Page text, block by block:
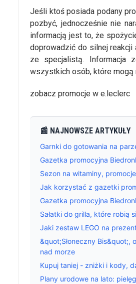
Jeśli ktoś posiada podany
pozbyć, jednocześnie nie
informacją jest to, że
doprowadzić do silnej
ze specjalistą. Informacja
wszystkich osób, które
zobacz promocje w e.leclerc
📰 NAJNOWSZE ARTYKUŁY
Garnki do gotowania na
Gazetka promocyjna
Sezon na witaminy,
Jak korzystać z gazetki
Gazetka promocyjna
Sałatki do grilla, które
Jaki zestaw LEGO na
&quot;Słoneczny Bis&quot;,
nad morze
Kupuj taniej - zniżki i kody,
Plany urodowe na lato: